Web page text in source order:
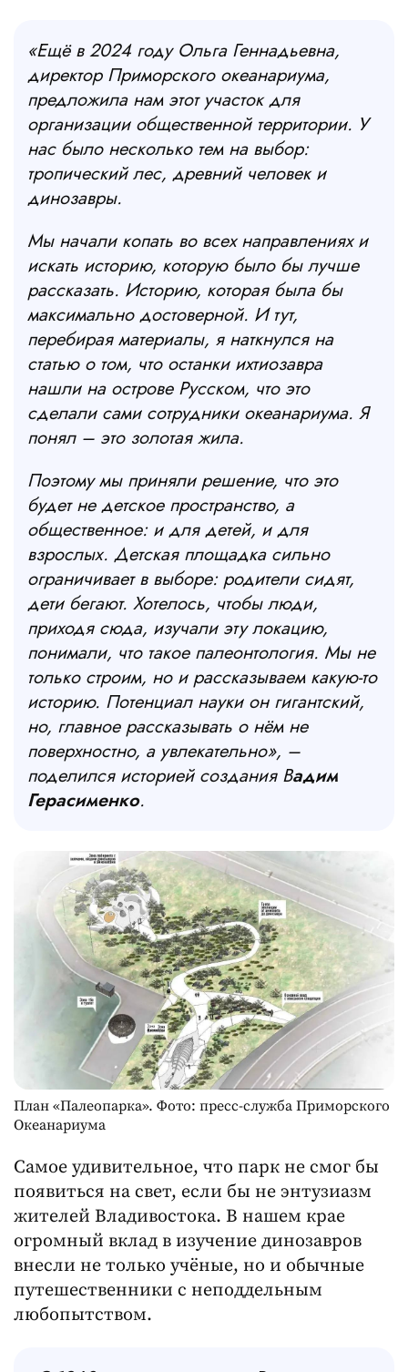
«Ещё в 2024 году Ольга Геннадьевна,
директор Приморского океанариума,
предложила нам этот участок для
организации общественной территории. У
нас было несколько тем на выбор:
тропический лес, древний человек и
динозавры.
Мы начали копать во всех направлениях и
искать историю, которую было бы лучше
рассказать. Историю, которая была бы
максимально достоверной. И тут,
перебирая материалы, я наткнулся на
статью о том, что останки ихтиозавра
нашли на острове Русском, что это
сделали сами сотрудники океанариума. Я
понял – это золотая жила.
Поэтому мы приняли решение, что это
будет не детское пространство, а
общественное: и для детей, и для
взрослых. Детская площадка сильно
ограничивает в выборе: родители сидят,
дети бегают. Хотелось, чтобы люди,
приходя сюда, изучали эту локацию,
понимали, что такое палеонтология. Мы не
только строим, но и рассказываем какую-то
историю. Потенциал науки он гигантский,
но, главное рассказывать о нём не
поверхностно, а увлекательно», –
поделился историей создания Вадим
Герасименко.
План «Палеопарка». Фото: пресс-служба Приморского
Океанариума
Самое удивительное, что парк не смог бы
появиться на свет, если бы не энтузиазм
жителей Владивостока. В нашем крае
огромный вклад в изучение динозавров
внесли не только учёные, но и обычные
путешественники с неподдельным
любопытством.